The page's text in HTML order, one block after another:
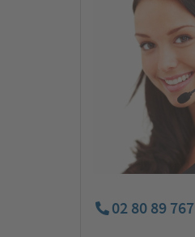
02 80 89 767